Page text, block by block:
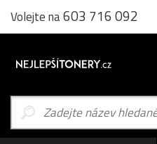
Volejte na603 716 092